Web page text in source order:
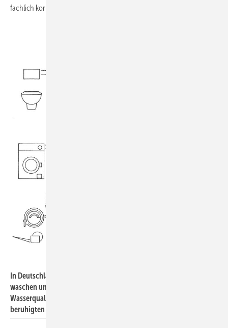
fachlich korrekt auslegen.
In Deutschland erlaubt: mit Regenwasser das WC ­spülen, Wäsche
waschen und den Garten bewässern. Voraussetzungen für gute
Wasserqualität: nur Dachflächen ­anschließen, im Speicher
beruhigten Zulauf und schwimmende Entnahme installieren.